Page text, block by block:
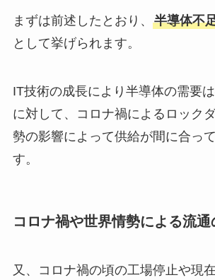
まずは前述したとおり、 半導体不
として挙げられます。
IT技術の成長により半導体の需要
に対して、コロナ禍によるロック
勢の影響によって供給が間に合っ
す。
コロナ禍や世界情勢による流通
又、コロナ禍の頃の工場停止や現